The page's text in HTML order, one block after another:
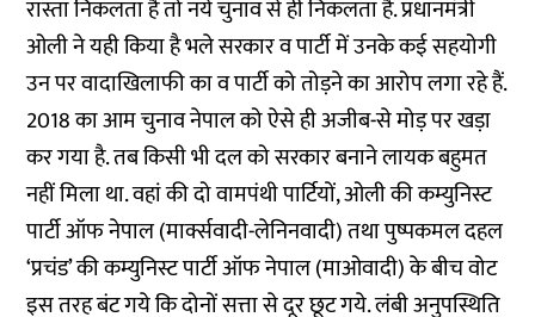
रास्ता निकलता है तो नये चुनाव से ही निकलता है. प्रधानमंत्री
ओली ने यही किया है भले सरकार व पार्टी में उनके कई सहयोगी
उन पर वादाखिलाफी का व पार्टी को तोड़ने का आरोप लगा रहे हैं.
2018 का आम चुनाव नेपाल को ऐसे ही अजीब-से मोड़ पर खड़ा
कर गया है. तब किसी भी दल को सरकार बनाने लायक बहुमत
नहीं मिला था. वहां की दो वामपंथी पार्टियों, ओली की कम्युनिस्ट
पार्टी ऑफ नेपाल (मार्क्सवादी-लेनिनवादी) तथा पुष्पकमल दहल
‘प्रचंड’ की कम्युनिस्ट पार्टी ऑफ नेपाल (माओवादी) के बीच वोट
इस तरह बंट गये कि दोनों सत्ता से दूर छूट गये. लंबी अनुपस्थिति